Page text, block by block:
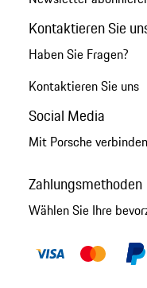
Kontaktieren Sie
Haben Sie Fragen?
Kontaktieren Sie uns
Social Media
Mit Porsche verbinden
Zahlungsmethoden
Wählen Sie Ihre